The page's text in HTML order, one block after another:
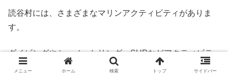
読谷村には、さまざまなマリンアクティビティがありま
す。
ダイビングやシュノーケリング、SUPなどアクティビテ
ィの予約ができます。
メニュー ホーム 検索 トップ サイドバー